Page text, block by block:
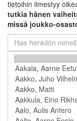
tietoihin ilmestyy
tutkia hänen
missä joukko-